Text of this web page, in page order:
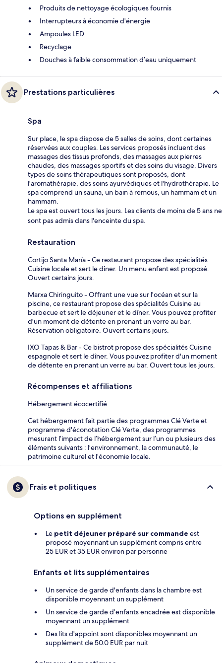
Produits de nettoyage écologiques fournis
Interrupteurs à économie d'énergie
Ampoules LED
Recyclage
Douches à faible consommation d’eau uniquement
Prestations particulières
Spa
Sur place, le spa dispose de 5 salles de soins, dont certaines
réservées aux couples. Les services proposés incluent des
massages des tissus profonds, des massages aux pierres
chaudes, des massages sportifs et des soins du visage. Divers
types de soins thérapeutiques sont proposés, dont
l'aromathérapie, des soins ayurvédiques et l'hydrothérapie. Le
spa comprend un sauna, un bain à remous, un hammam et un
hammam.
Le spa est ouvert tous les jours. Les clients de moins de 5 ans ne
sont pas admis dans l'enceinte du spa.
Restauration
Cortijo Santa María - Ce restaurant propose des spécialités
Cuisine locale et sert le dîner. Un menu enfant est proposé.
Ouvert certains jours.
Marxa Chiringuito - Offrant une vue sur l'océan et sur la
piscine, ce restaurant propose des spécialités Cuisine au
barbecue et sert le déjeuner et le dîner. Vous pouvez profiter
d'un moment de détente en prenant un verre au bar.
Réservation obligatoire. Ouvert certains jours.
IXO Tapas & Bar - Ce bistrot propose des spécialités Cuisine
espagnole et sert le dîner. Vous pouvez profiter d'un moment
de détente en prenant un verre au bar. Ouvert tous les jours.
Récompenses et affiliations
Hébergement écocertifié
Cet hébergement fait partie des programmes Clé Verte et
programme d'éconotation Clé Verte, des programmes
mesurant l’impact de l’hébergement sur l’un ou plusieurs des
éléments suivants : l’environnement, la communauté, le
patrimoine culturel et l’économie locale.
Frais et politiques
Options en supplément
Le petit déjeuner préparé sur commande est
proposé moyennant un supplément compris entre
25 EUR et 35 EUR environ par personne
Enfants et lits supplémentaires
Un service de garde d'enfants dans la chambre est
disponible moyennant un supplément
Un service de garde d’enfants encadrée est disponible
moyennant un supplément
Des lits d'appoint sont disponibles moyennant un
supplément de 50.0 EUR par nuit